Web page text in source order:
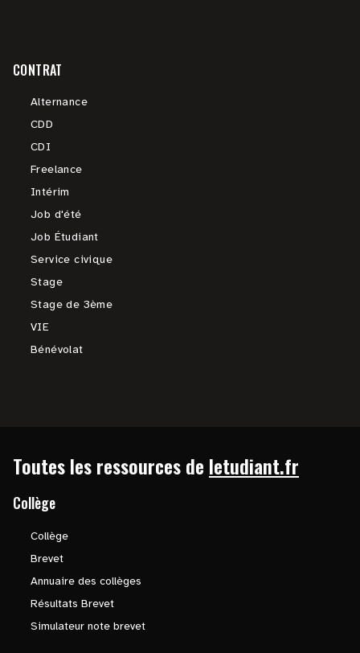
CONTRAT
Alternance
CDD
CDI
Freelance
Intérim
Job d'été
Job Étudiant
Service civique
Stage
Stage de 3ème
VIE
Bénévolat
Toutes les ressources de letudiant.fr
Collège
Collège
Brevet
Annuaire des collèges
Résultats Brevet
Simulateur note brevet